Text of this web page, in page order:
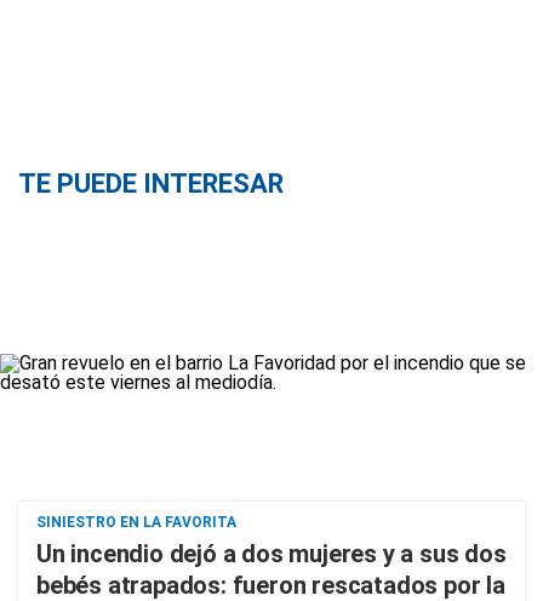
TE PUEDE INTERESAR
SINIESTRO EN LA FAVORITA
Un incendio dejó a dos mujeres y a sus dos
bebés atrapados: fueron rescatados por la